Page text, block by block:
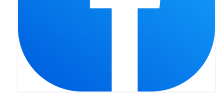
Wielki Piątek 2019